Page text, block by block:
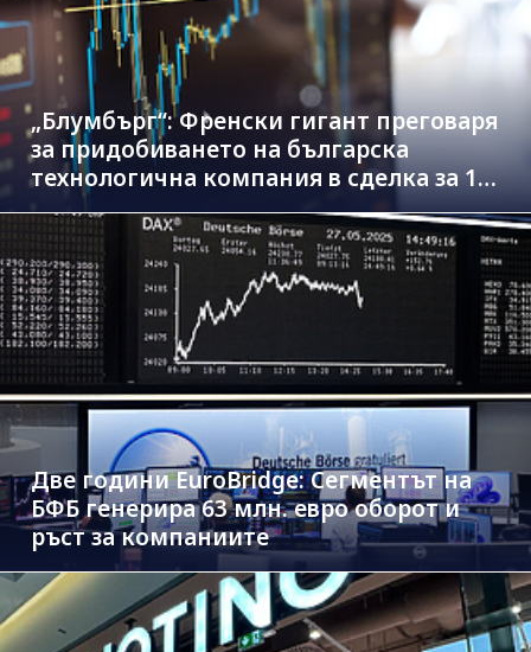
„Блумбърг“: Френски гигант преговаря
за придобиването на българска
технологична компания в сделка за 1.3
млрд. евро
Две години EuroBridge: Сегментът на
БФБ генерира 63 млн. евро оборот и
ръст за компаниите